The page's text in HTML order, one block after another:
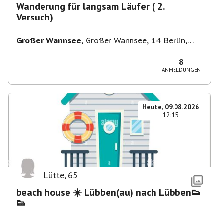
Wanderung für langsam Läufer ( 2.
Versuch)
Großer Wannsee, Großer Wannsee, 14 Berlin,
8
ANMELDUNGEN
Heute, 09.08.2026
12:15
Lütte, 65
beach house ☀️ Lübben(au) nach Lübben👟
👟